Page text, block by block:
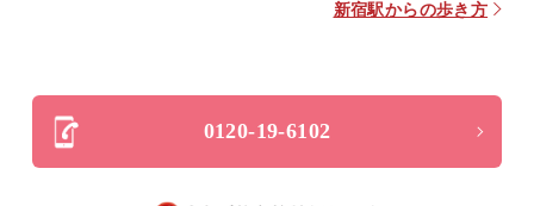
新宿駅からの歩き方
0120-19-6102